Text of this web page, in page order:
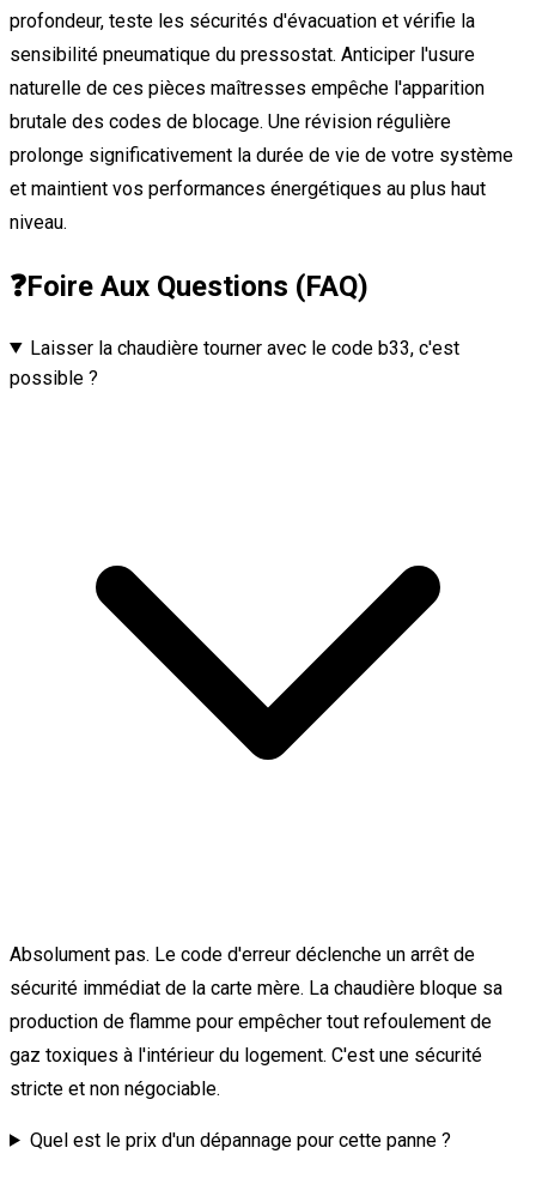
profondeur, teste les sécurités d'évacuation et vérifie la
sensibilité pneumatique du pressostat. Anticiper l'usure
naturelle de ces pièces maîtresses empêche l'apparition
brutale des codes de blocage. Une révision régulière
prolonge significativement la durée de vie de votre système
et maintient vos performances énergétiques au plus haut
niveau.
❓Foire Aux Questions (FAQ)
Laisser la chaudière tourner avec le code b33, c'est
possible ?
Absolument pas. Le code d'erreur déclenche un arrêt de
sécurité immédiat de la carte mère. La chaudière bloque sa
production de flamme pour empêcher tout refoulement de
gaz toxiques à l'intérieur du logement. C'est une sécurité
stricte et non négociable.
Quel est le prix d'un dépannage pour cette panne ?